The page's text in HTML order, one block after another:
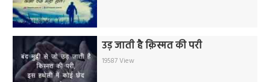
उड़ जाती है क़िस्मत की परी
19587 View